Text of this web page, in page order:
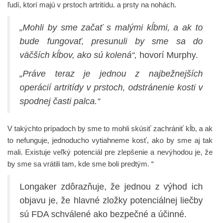
ľudí, ktorí majú v prstoch artritídu. a prsty na nohách.
„Mohli by sme začať s malými kĺbmi, a ak to
bude fungovať, presunuli by sme sa do
väčších kĺbov, ako sú kolená“, hovorí Murphy.
„Práve teraz je jednou z najbežnejších
operácií artritídy v prstoch, odstránenie kosti v
spodnej časti palca.“
V takýchto prípadoch by sme to mohli skúsiť zachrániť kĺb, a ak
to nefunguje, jednoducho vytiahneme kosť, ako by sme aj tak
mali. Existuje veľký potenciál pre zlepšenie a nevýhodou je, že
by sme sa vrátili tam, kde sme boli predtým. “
Longaker zdôrazňuje, že jednou z výhod ich
objavu je, že hlavné zložky potenciálnej liečby
sú FDA schválené ako bezpečné a účinné.